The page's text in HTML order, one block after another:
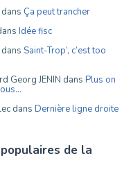
dans Ça peut trancher
Idée fisc
dans Saint-Trop’, c’est too
Georg JENIN dans Plus on
dans Dernière ligne droite
de la